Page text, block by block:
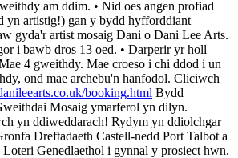
am ddim. • Nid oes angen profiad
yn artistig!) gan y bydd hyfforddiant
gyda'r artist mosaig Dani o Dani Lee Arts.
i bawb dros 13 oed. • Darperir yr holl
4 gweithdy. Mae croeso i chi ddod i un
ond mae archebu'n hanfodol. Cliciwch
booking.html Bydd
Mosaig ymarferol yn dilyn.
yn ddiweddarach! Rydym yn ddiolchgar
Dreftadaeth Castell-nedd Port Talbot a
Genedlaethol i gynnal y prosiect hwn.